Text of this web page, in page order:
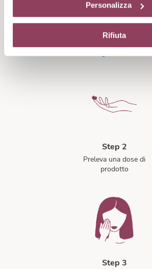
diversi da quelli tecnici.
Personalizza
Rifiuta
Step 1
Step 2
Preleva una dose di
prodotto
Step 3